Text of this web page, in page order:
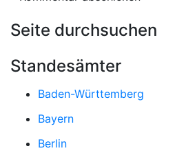
Seite durchsuchen
Standesämter
Baden-Württemberg
Bayern
Berlin